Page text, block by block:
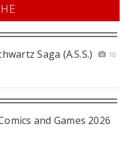
Saga (A.S.S.)
10
and Games 2026